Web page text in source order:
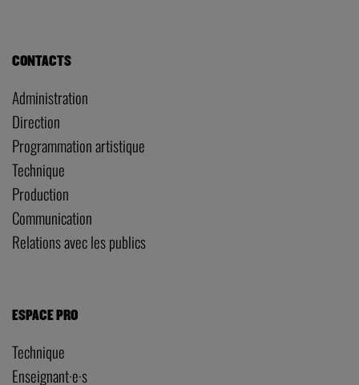
CONTACTS
Administration
Direction
Programmation artistique
Technique
Production
Communication
Relations avec les publics
ESPACE PRO
Technique
Enseignant·e·s